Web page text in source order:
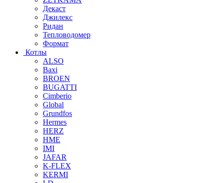
Декаст
Джилекс
Ридан
Тепловодомер
Формат
Котлы
ALSO
Baxi
BROEN
BUGATTI
Cimberio
Global
Grundfos
Hermes
HERZ
HME
IMI
JAFAR
K-FLEX
KERMI